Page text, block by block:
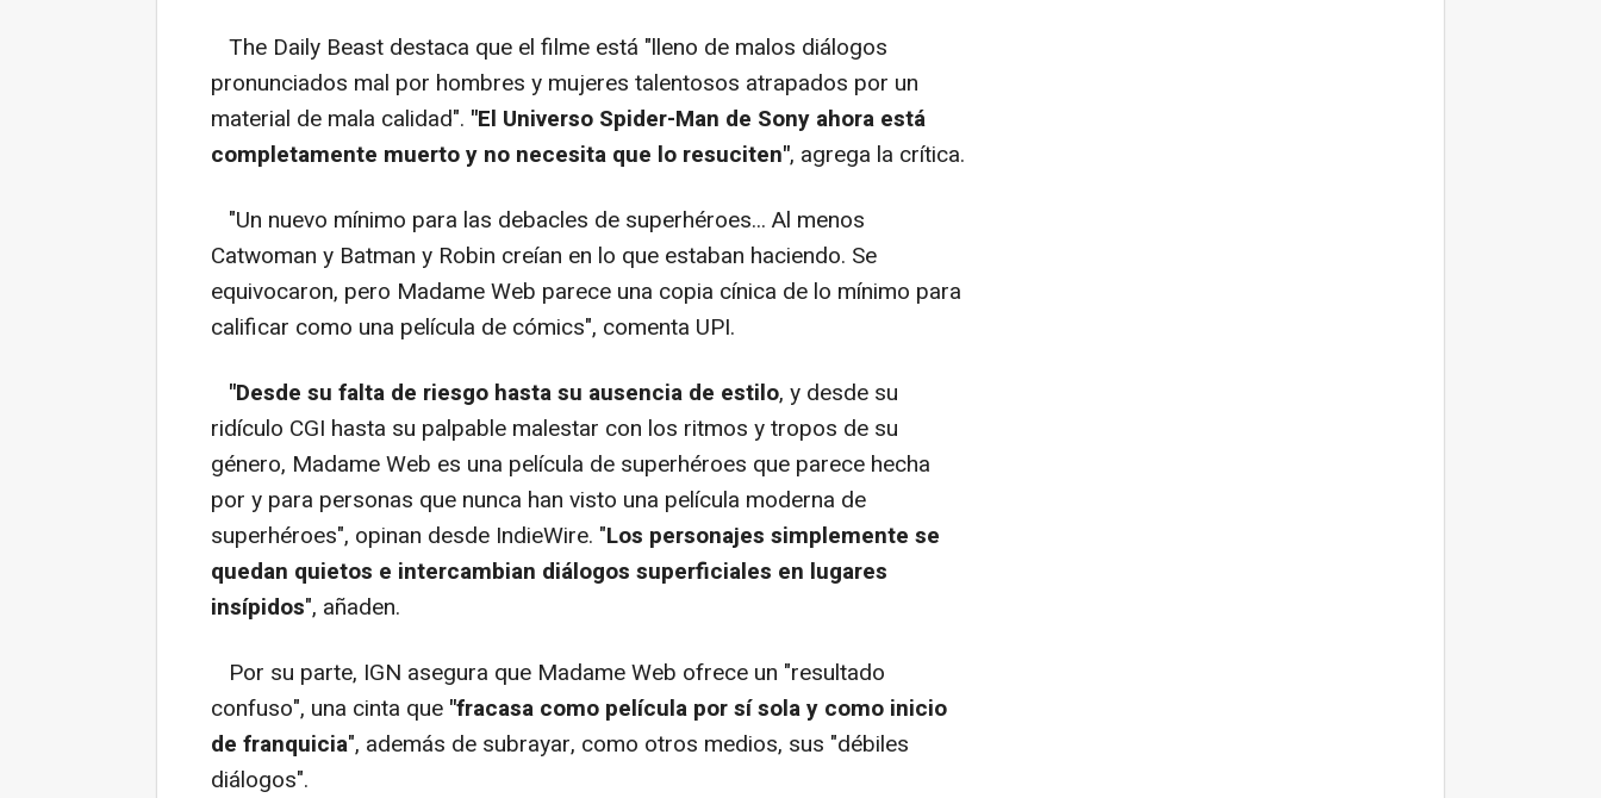
The Daily Beast destaca que el filme está "lleno de malos diálogos
pronunciados mal por hombres y mujeres talentosos atrapados por un
material de mala calidad". "El Universo Spider-Man de Sony ahora está
completamente muerto y no necesita que lo resuciten", agrega la crítica.
"Un nuevo mínimo para las debacles de superhéroes... Al menos
Catwoman y Batman y Robin creían en lo que estaban haciendo. Se
equivocaron, pero Madame Web parece una copia cínica de lo mínimo para
calificar como una película de cómics", comenta UPI.
"Desde su falta de riesgo hasta su ausencia de estilo, y desde su
ridículo CGI hasta su palpable malestar con los ritmos y tropos de su
género, Madame Web es una película de superhéroes que parece hecha
por y para personas que nunca han visto una película moderna de
superhéroes", opinan desde IndieWire. "Los personajes simplemente se
quedan quietos e intercambian diálogos superficiales en lugares
insípidos", añaden.
Por su parte, IGN asegura que Madame Web ofrece un "resultado
confuso", una cinta que "fracasa como película por sí sola y como inicio
de franquicia", además de subrayar, como otros medios, sus "débiles
diálogos".